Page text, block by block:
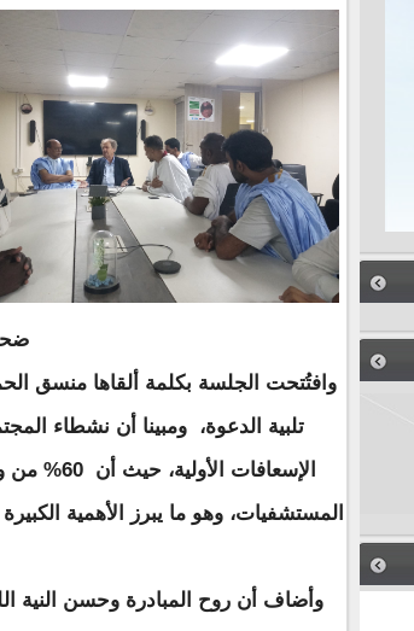
وافتُتحت الجلسة بكلمة ألقاها منسق
تلبية الدعوة، ومبينا أن نشطاء
المستشفيات، وهو ما يبرز الأهمية
وأضاف أن روح المبادرة وحسن النية